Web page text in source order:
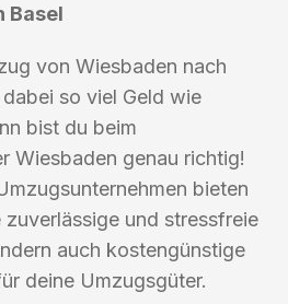
Basel
von Wiesbaden nach
so viel Geld wie
bist du beim
Wiesbaden genau richtig!
bieten
und stressfreie
auch kostengünstige
deine Umzugsgüter.